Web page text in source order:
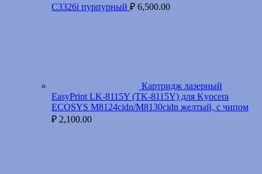
C3326i пурпурный ₽ 6,500.00
Картридж лазерный
EasyPrint LK-8115Y (TK-8115Y) для Kyocera
ECOSYS M8124cidn/M8130cidn желтый, с чипом
₽ 2,100.00